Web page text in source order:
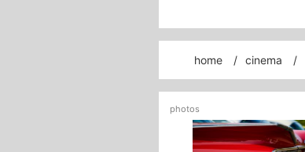
home cinema
photos